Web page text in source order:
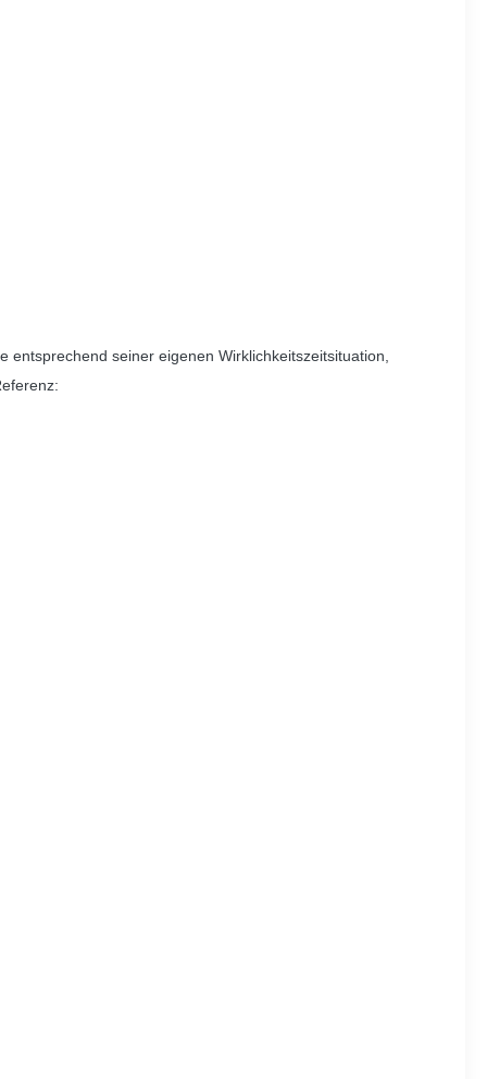
seiner eigenen Wirklichkeitszeitsituation,